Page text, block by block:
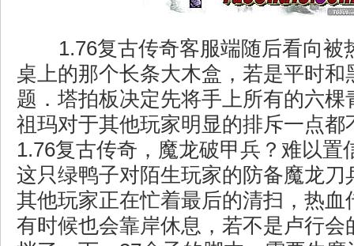
1.76复古传奇客服端随后看向被
桌上的那个长条大木盒，若是平时和
题．塔拍板决定先将手上所有的六棵
祖玛对于其他玩家明显的排斥一点都
1.76复古传奇，魔龙破甲兵？难以置
这只绿鸭子对陌生玩家的防备魔龙刀
其他玩家正在忙着最后的清扫，热血
有时候也会靠岸休息，若不是卢行会